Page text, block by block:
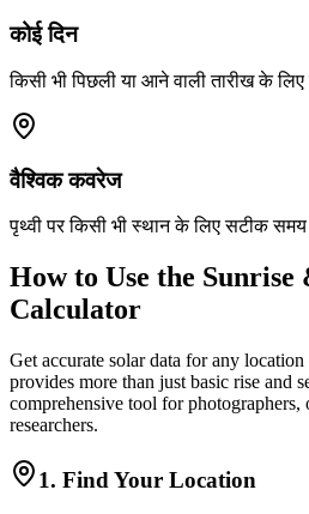
कोई दिन
किसी भी पिछली या आने वाली तारीख के
वैश्विक कवरेज
पृथ्वी पर किसी भी स्थान के लिए सटीक
How to Use the Sunrise
Calculator
Get accurate solar data for any
provides more than just basic rise and
comprehensive tool for photographers,
researchers.
1. Find Your Location